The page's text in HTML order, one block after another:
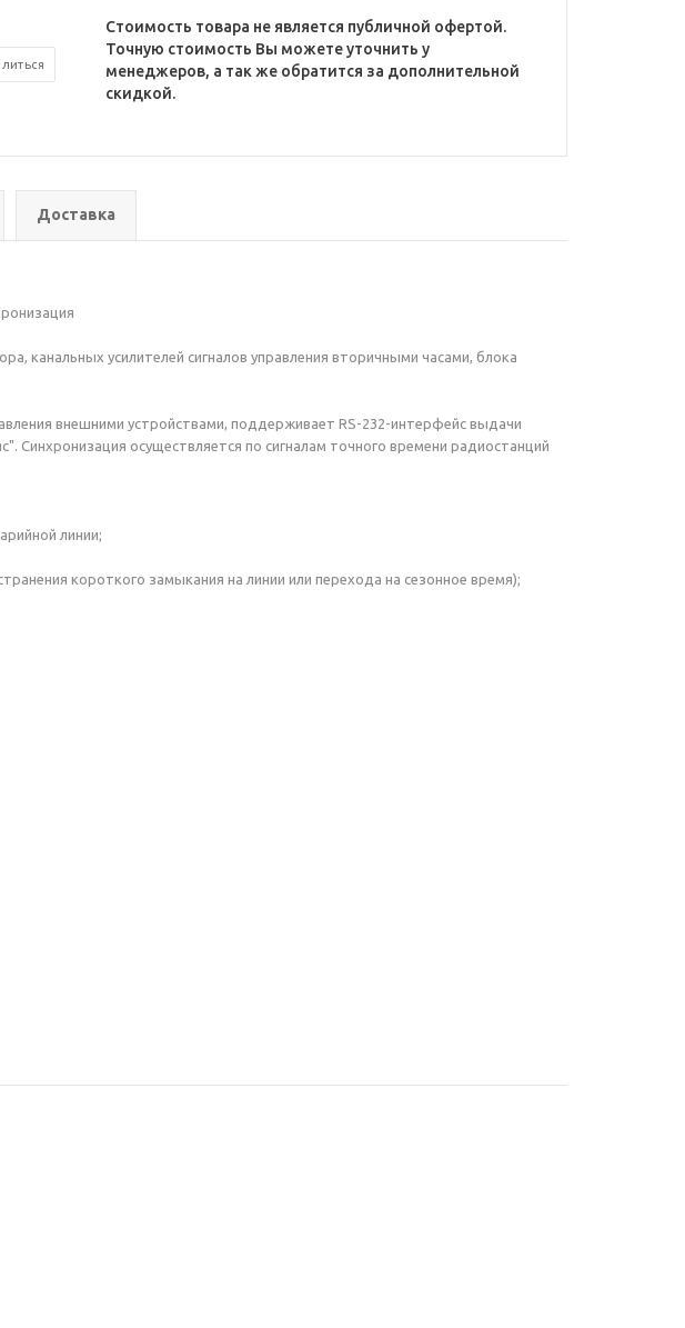
Стоимость товара не является публичной офертой.
Точную стоимость Вы можете уточнить у
менеджеров, а так же обратится за дополнительной
скидкой.
Доставка
канальных усилителей сигналов управления вторичными часами, блока
внешними устройствами, поддерживает RS-232-интерфейс выдачи
осуществляется по сигналам точного времени радиостанций
линии;
короткого замыкания на линии или перехода на сезонное время);